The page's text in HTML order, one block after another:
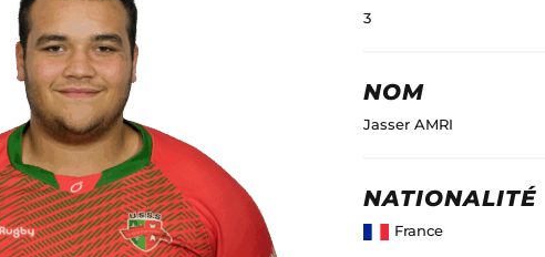
3
NOM
Jasser AMRI
NATIONALITÉ
France